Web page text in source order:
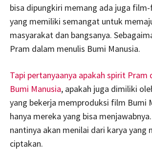
bisa dipungkiri memang ada juga
yang memiliki semangat untuk
masyarakat dan bangsanya.
Pram dalam menulis Bumi Manusia.
Tapi pertanyaanya apakah spirit Pram
Bumi Manusia, apakah juga dimiliki
yang bekerja memproduksi film Bumi
hanya mereka yang bisa
nantinya akan menilai dari karya yang
ciptakan.